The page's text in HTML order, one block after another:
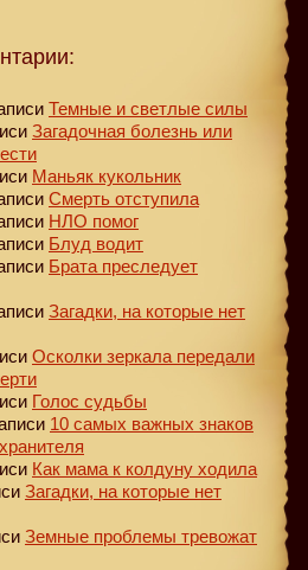
Темные и светлые силы
Загадочная болезнь или
Маньяк кукольник
Смерть отступила
НЛО помог
Блуд водит
Брата преследует
Загадки, на которые нет
Осколки зеркала передали
Голос судьбы
10 самых важных знаков
Как мама к колдуну ходила
Загадки, на которые нет
Земные проблемы тревожат